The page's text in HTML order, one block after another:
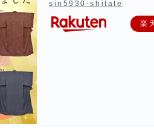
sin5930-shitate
楽